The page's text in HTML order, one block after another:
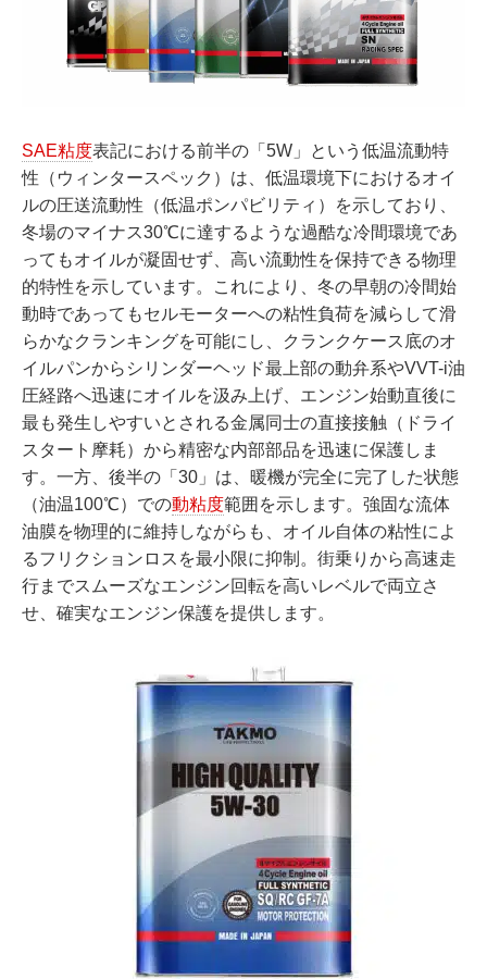
SAE粘度表記における前半の「5W」という低温流動特
性（ウィンタースペック）は、低温環境下におけるオイ
ルの圧送流動性（低温ポンパビリティ）を示しており、
冬場のマイナス30℃に達するような過酷な冷間環境であ
ってもオイルが凝固せず、高い流動性を保持できる物理
的特性を示しています。これにより、冬の早朝の冷間始
動時であってもセルモーターへの粘性負荷を減らして滑
らかなクランキングを可能にし、クランクケース底のオ
イルパンからシリンダーヘッド最上部の動弁系やVVT-i油
圧経路へ迅速にオイルを汲み上げ、エンジン始動直後に
最も発生しやすいとされる金属同士の直接接触（ドライ
スタート摩耗）から精密な内部部品を迅速に保護しま
す。一方、後半の「30」は、暖機が完全に完了した状態
（油温100℃）での動粘度範囲を示します。強固な流体
油膜を物理的に維持しながらも、オイル自体の粘性によ
るフリクションロスを最小限に抑制。街乗りから高速走
行までスムーズなエンジン回転を高いレベルで両立さ
せ、確実なエンジン保護を提供します。